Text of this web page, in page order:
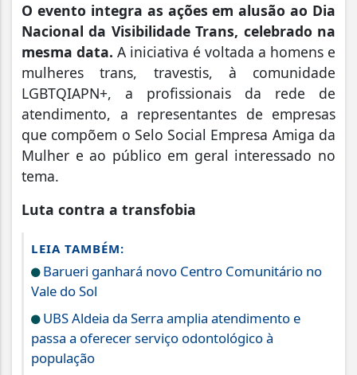
O evento integra as ações em alusão ao Dia
Nacional da Visibilidade Trans, celebrado na
mesma data. A iniciativa é voltada a homens e
mulheres trans, travestis, à comunidade
LGBTQIAPN+, a profissionais da rede de
atendimento, a representantes de empresas
que compõem o Selo Social Empresa Amiga da
Mulher e ao público em geral interessado no
tema.
Luta contra a transfobia
LEIA TAMBÉM:
Barueri ganhará novo Centro Comunitário no
Vale do Sol
UBS Aldeia da Serra amplia atendimento e
passa a oferecer serviço odontológico à
população